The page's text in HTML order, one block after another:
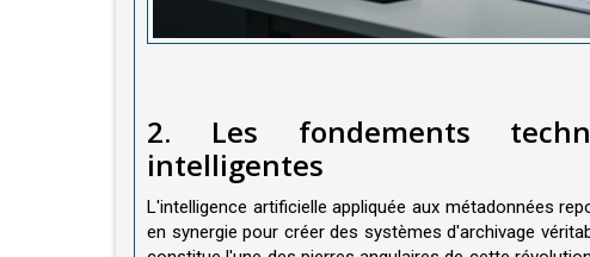
2. Les fondements
intelligentes
L'intelligence artificielle appliquée aux métadonnées
en synergie pour créer des systèmes d'archivage